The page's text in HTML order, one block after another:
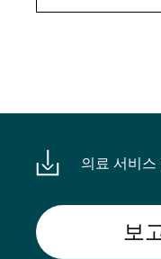
의료 서비스
보